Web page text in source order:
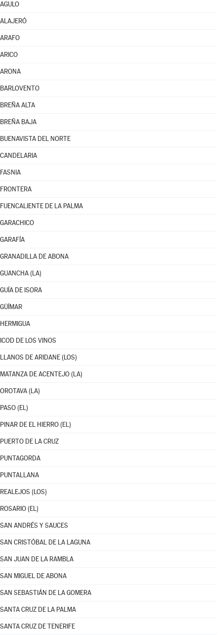
AGULO
ALAJERÓ
ARAFO
ARICO
ARONA
BARLOVENTO
BREÑA ALTA
BREÑA BAJA
BUENAVISTA DEL NORTE
CANDELARIA
FASNIA
FRONTERA
FUENCALIENTE DE LA PALMA
GARACHICO
GARAFÍA
GRANADILLA DE ABONA
GUANCHA (LA)
GUÍA DE ISORA
GÜÍMAR
HERMIGUA
ICOD DE LOS VINOS
LLANOS DE ARIDANE (LOS)
MATANZA DE ACENTEJO (LA)
OROTAVA (LA)
PASO (EL)
PINAR DE EL HIERRO (EL)
PUERTO DE LA CRUZ
PUNTAGORDA
PUNTALLANA
REALEJOS (LOS)
ROSARIO (EL)
SAN ANDRÉS Y SAUCES
SAN CRISTÓBAL DE LA LAGUNA
SAN JUAN DE LA RAMBLA
SAN MIGUEL DE ABONA
SAN SEBASTIÁN DE LA GOMERA
SANTA CRUZ DE LA PALMA
SANTA CRUZ DE TENERIFE